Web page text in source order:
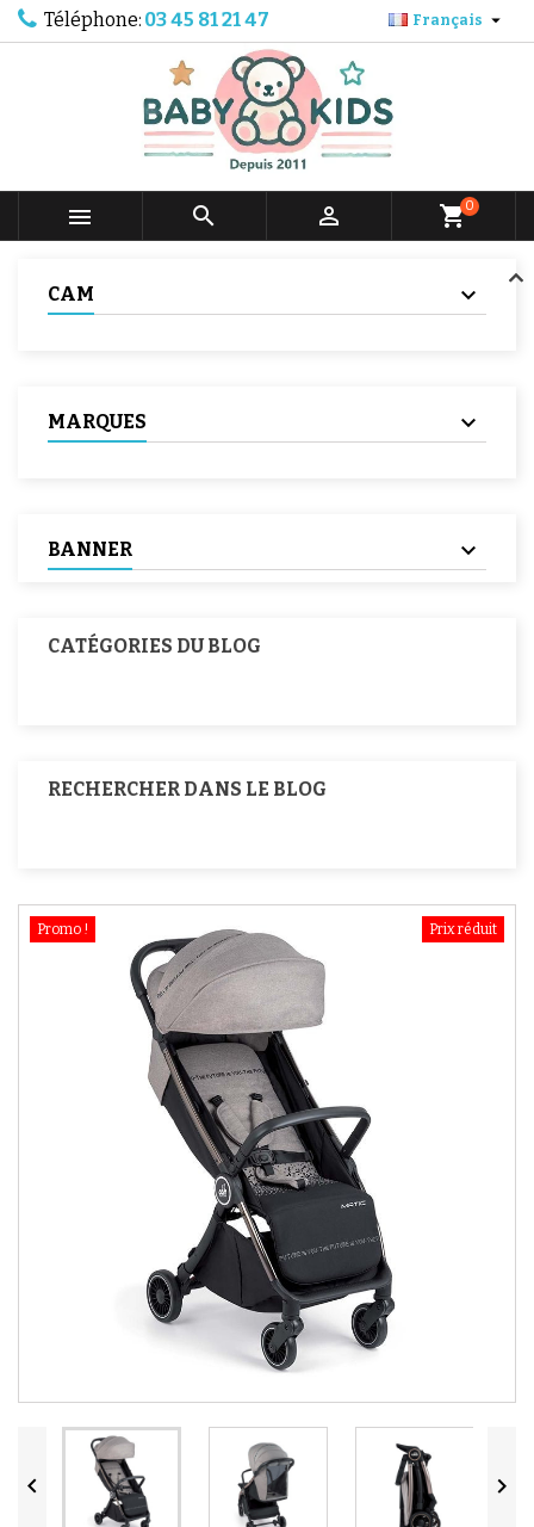
Téléphone: 03 45 81 21 47 Français 
   shopping_cart0
CAM
MARQUES
BANNER
CATÉGORIES DU BLOG
RECHERCHER DANS LE BLOG
Promo ! Prix réduit
 